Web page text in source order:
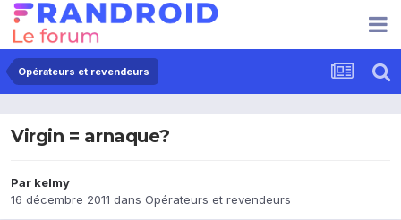
Opérateurs et revendeurs
Virgin = arnaque?
Par kelmy
16 décembre 2011 dans Opérateurs et revendeurs